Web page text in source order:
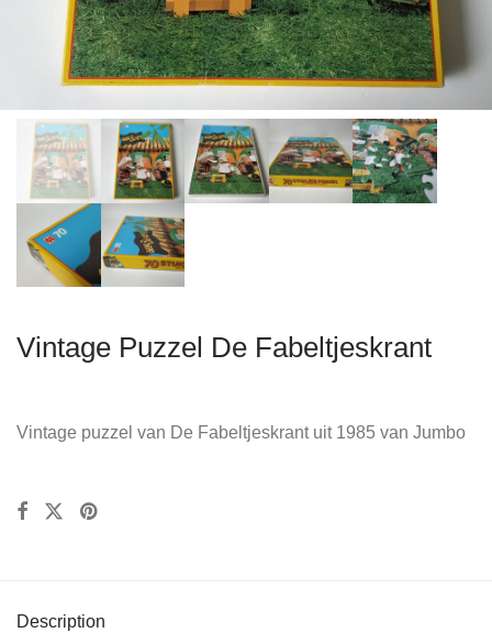
Vintage Puzzel De Fabeltjeskrant
Vintage puzzel van De Fabeltjeskrant uit 1985 van Jumbo
Description